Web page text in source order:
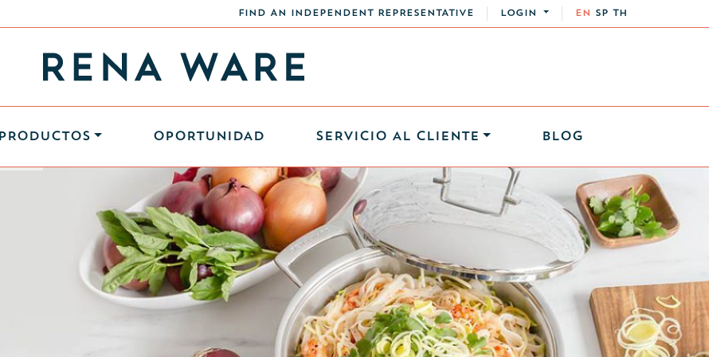
FIND AN INDEPENDENT REPRESENTATIVE LOGIN EN SP TH
PRODUCTOS OPORTUNIDAD SERVICIO AL CLIENTE BLOG